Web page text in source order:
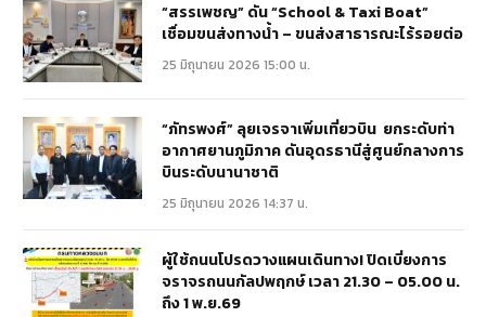
“สรรเพชญ” ดัน “School & Taxi Boat”
เชื่อมขนส่งทางน้ำ – ขนส่งสาธารณะไร้รอยต่อ
25 มิถุนายน 2026 15:00 น.
“ภัทรพงศ์” ลุยเจรจาเพิ่มเที่ยวบิน ยกระดับท่า
อากาศยานภูมิภาค ดันอุดรธานีสู่ศูนย์กลางการ
บินระดับนานาชาติ
25 มิถุนายน 2026 14:37 น.
ผู้ใช้ถนนโปรดวางแผนเดินทาง! ปิดเบี่ยงการ
จราจรถนนกัลปพฤกษ์ เวลา 21.30 – 05.00 น.
ถึง 1 พ.ย.69